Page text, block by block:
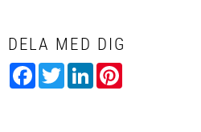
DELA MED DIG
Facebook
TwitterLinkedIn